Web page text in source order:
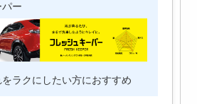
ー
ラクにしたい方におすすめ